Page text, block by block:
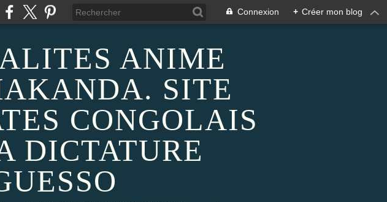
Connexion + Créer mon blog
ANIME
SITE
CONGOLAIS
DICTATURE